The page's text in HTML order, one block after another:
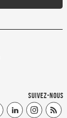
SUIVEZ-NOUS